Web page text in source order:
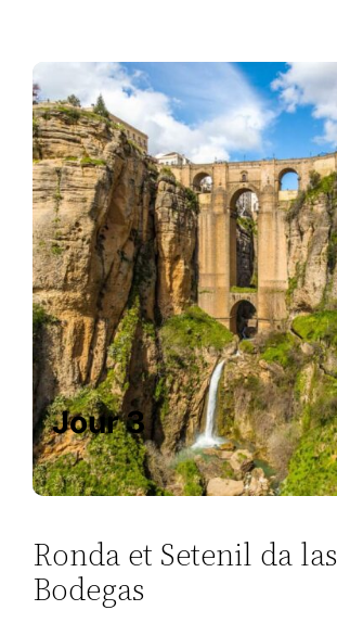
Jour 3
Ronda et Setenil da las
Bodegas